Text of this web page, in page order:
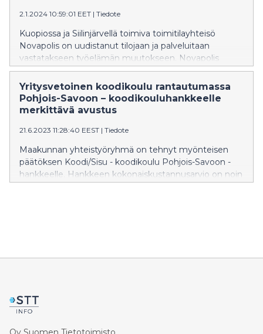
2.1.2024 10:59:01 EET | Tiedote
Kuopiossa ja Siilinjärvellä toimiva toimitilayhteisö
Novapolis on uudistanut tilojaan ja palveluitaan
vastatakseen työelämän muutokseen. Novapolis
järjesti vuonna 2023 yli 50 tapahtumaa, joihin osallistui
yli 1000 osallistujaa. Tapahtumien tavoitteena on lisätä
yhteisöllisyyttä, edistää yritysten verkostoitumista ja
helpottaa harrastamista työpäivän päätteeksi.
Yritysvetoinen koodikoulu rantautumassa
Pohjois-Savoon – koodikouluhankkeelle
merkittävä avustus
21.6.2023 11:28:40 EEST | Tiedote
Maakunnan yhteistyöryhmä on tehnyt myönteisen
päätöksen Koodi/Sisu - koodikoulu Pohjois-Savoon -
hankkeelle. Hankkeen kokonaiskustannusarvio on noin